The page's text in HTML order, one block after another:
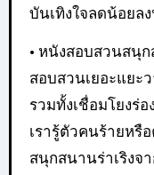
บันเทิงใจลดน้อยล
• หนังสอบสวนสนุ
สอบสวนเยอะแยะ
รวมทั้งเชื่อมโยงร่
เรารู้ตัวคนร้ายหรื
สนุกสนานร่าเริงจ